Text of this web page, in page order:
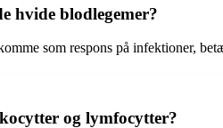
hvide blodlegemer?
som respons på infektioner,
og lymfocytter?